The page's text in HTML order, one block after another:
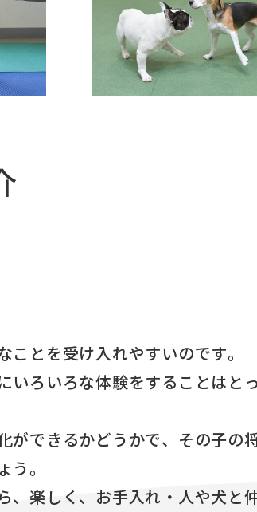
とを受け入れやすいのです。
いろいろな体験をすることはと
ができるかどうかで、その子の
。
、楽しく、お手入れ・人や犬と